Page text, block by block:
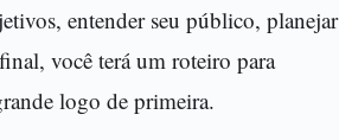
entender seu público, planejar
você terá um roteiro para
logo de primeira.